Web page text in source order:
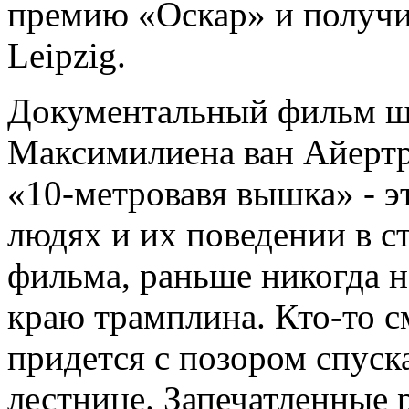
премию «Оскар» и
Leipzig.
Документальный фильм
Максимилиена ван
«10-метровавя вышка» -
людях и их поведении в
фильма, раньше никогда
краю трамплина. Кто-то
придется с позором
лестнице.